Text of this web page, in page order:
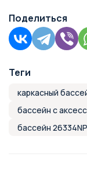
Поделиться
Теги
каркасный
бассейн с
бассейн 26334NP